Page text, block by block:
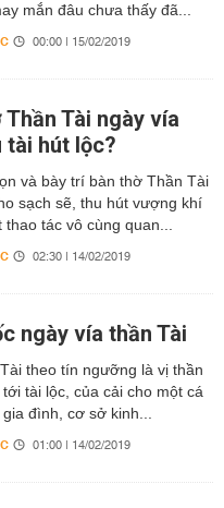
mắn đâu chưa thấy đã...
00:00 | 15/02/2019
Tài ngày vía
tài hút lộc?
và bày trí bàn thờ Thần Tài
sạch sẽ, thu hút vượng khí
thao tác vô cùng quan...
02:30 | 14/02/2019
ngày vía thần Tài
theo tín ngưỡng là vị thần
tới tài lộc, của cải cho một cá
đình, cơ sở kinh...
01:00 | 14/02/2019